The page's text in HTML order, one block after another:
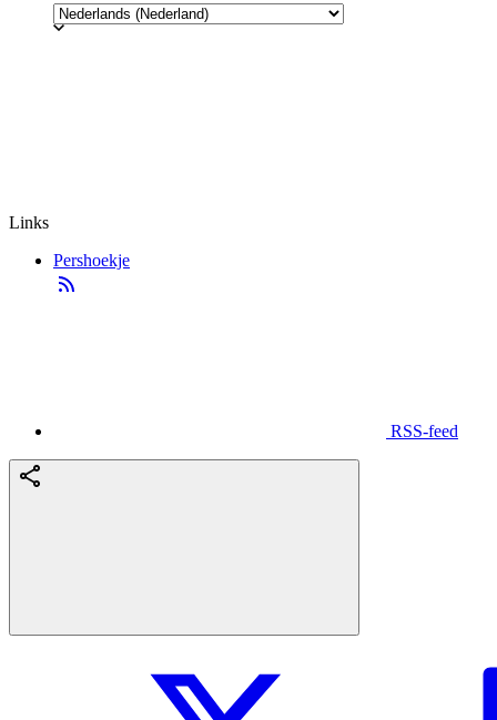
Links
Pershoekje
RSS-feed